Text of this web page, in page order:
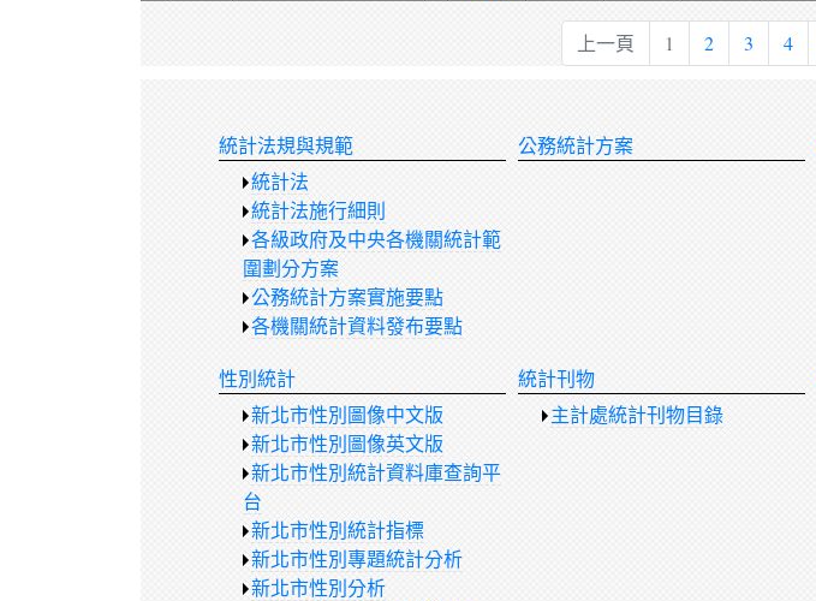
上一頁 1 2 3 4
統計法規與規範
統計法
統計法施行細則
各級政府及中央各機關統計範
圍劃分方案
公務統計方案實施要點
各機關統計資料發布要點
公務統計方案
性別統計
新北市性別圖像中文版
新北市性別圖像英文版
新北市性別統計資料庫查詢平
台
新北市性別統計指標
新北市性別專題統計分析
新北市性別分析
統計刊物
主計處統計刊物目錄